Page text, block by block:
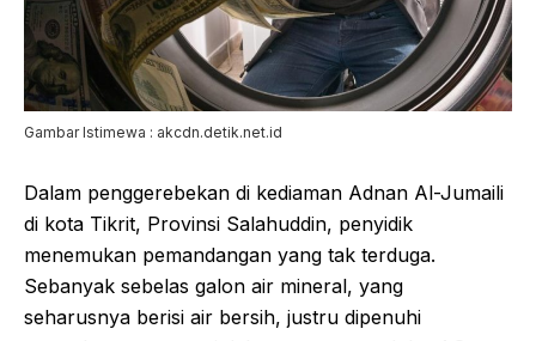
Gambar Istimewa : akcdn.detik.net.id
Dalam penggerebekan di kediaman Adnan Al-Jumaili
di kota Tikrit, Provinsi Salahuddin, penyidik
menemukan pemandangan yang tak terduga.
Sebanyak sebelas galon air mineral, yang
seharusnya berisi air bersih, justru dipenuhi